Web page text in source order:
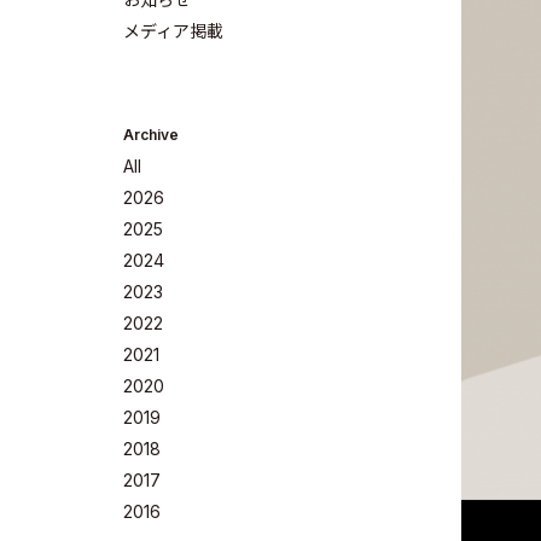
Company
メディア掲載
Archive
All
2026
2025
2024
2023
2022
2021
2020
2019
2018
2017
2016